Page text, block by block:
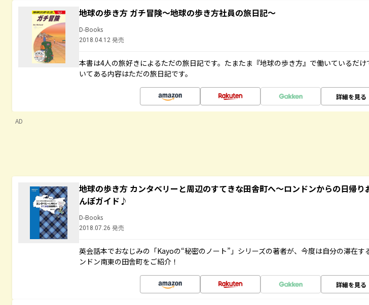
地球の歩き方 ガチ冒険～地球の歩き方社員の旅日記～
D-Books
2018.04.12 発売
本書は4人の旅好きによるただの旅日記です。たまたま『地球の歩き方』で働いているだけ
いてある内容はただの旅日記です。
詳細を見る
AD
地球の歩き方 カンタベリーと周辺のすてきな田舎町へ～ロンドンからの日帰り
んぽガイド♪
D-Books
2018.07.26 発売
英会話本でおなじみの「Kayoの“秘密のノート”」シリーズの著者が、今度は自分の滞在す
ンドン南東の田舎町をご紹介！
詳細を見る